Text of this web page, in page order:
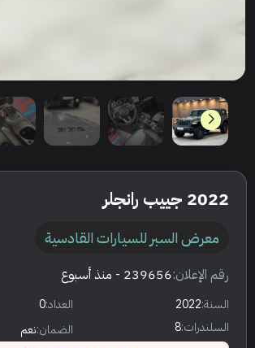
2022 جييب رانجلر
معرض السبر للسيارات القادسية
رقم الإعلان:239656 - منذ أسبوع
السنة:2022 العداد:0
السلندرات:8 الضمان:نعم